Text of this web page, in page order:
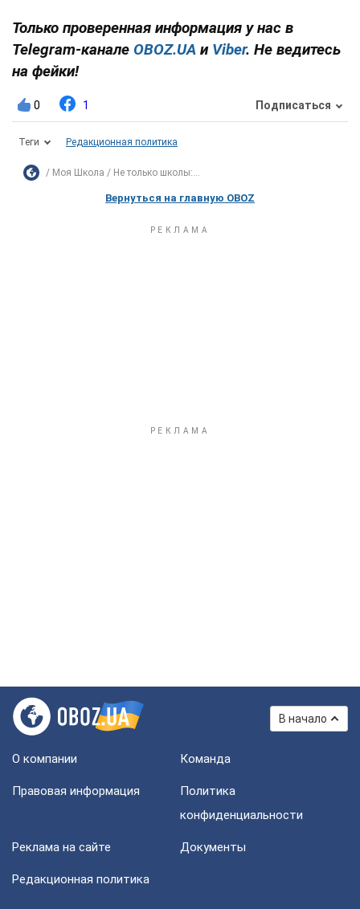
Только проверенная информация у нас в
Telegram-канале OBOZ.UA и Viber. Не ведитесь
на фейки!
0 1 Подписаться
Теги Редакционная политика
Моя Школа Не только школы:...
Вернуться на главную OBOZ
В начало
О компании Команда
Правовая информация
Политика
конфиденциальности
Реклама на сайте Документы
Редакционная политика